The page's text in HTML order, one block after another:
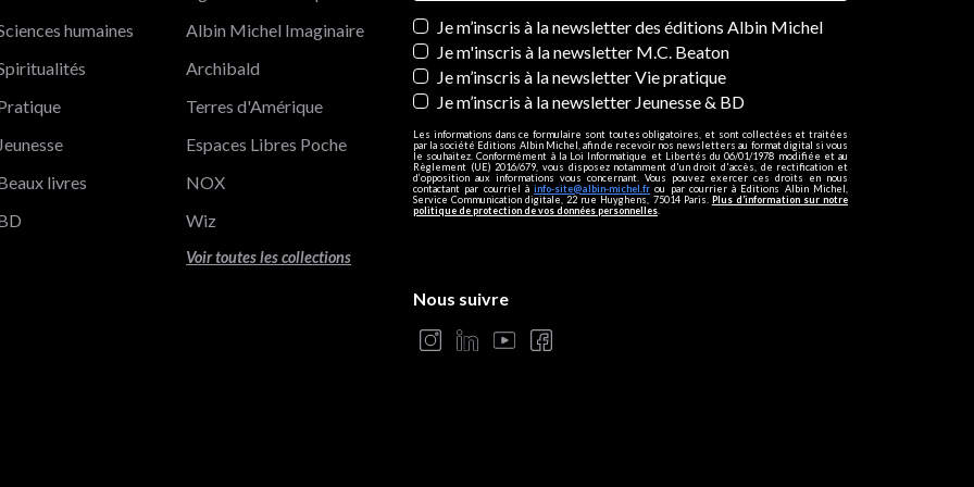
de confidentialité, en garantissant la conformité avec les réglementations. Personnalisez vos préférences pour
Newsletters
Je m’inscris à la newsletter des éditions Albin Michel
Je m'inscris à la newsletter M.C. Beaton
Je m’inscris à la newsletter Vie pratique
Je m’inscris à la newsletter Jeunesse & BD
Les informations dans ce formulaire sont toutes obligatoires, et sont collectées et traitées
par la société Editions Albin Michel, afin de recevoir nos newsletters au format digital si vous
le souhaitez. Conformément à la Loi Informatique et Libertés du 06/01/1978 modifiée et au
Règlement (UE) 2016/679, vous disposez notamment d'un droit d'accès, de rectification et
d’opposition aux informations vous concernant. Vous pouvez exercer ces droits en nous
contactant par courriel àinfo-site@albin-michel.fr ou par courrier à Editions Albin Michel,
Service Communication digitale, 22 rue Huyghens, 75014 Paris. Plus d’information sur notre
politique de protection de vos données personnelles
humaines
Jeunesse
livres
Albin Michel Imaginaire
Archibald
Terres d'Amérique
Espaces Libres Poche
NOX
Wiz
Voir toutes les collections
Nous suivre